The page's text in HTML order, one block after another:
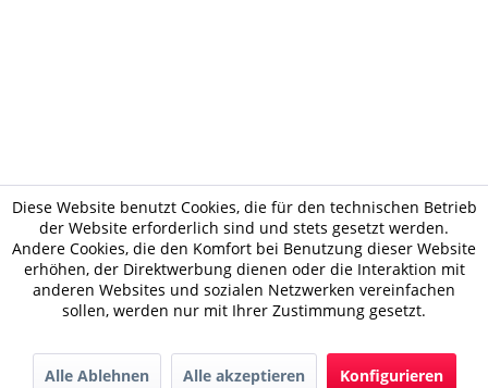
Diese Website benutzt Cookies, die für den technischen Betrieb
der Website erforderlich sind und stets gesetzt werden.
Andere Cookies, die den Komfort bei Benutzung dieser Website
erhöhen, der Direktwerbung dienen oder die Interaktion mit
anderen Websites und sozialen Netzwerken vereinfachen
sollen, werden nur mit Ihrer Zustimmung gesetzt.
Alle Ablehnen Alle akzeptieren Konfigurieren